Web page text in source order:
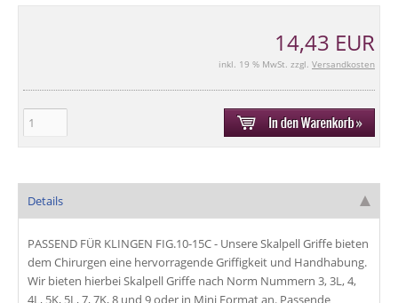
14,43 EUR
inkl. 19 % MwSt. zzgl. Versandkosten
Details
PASSEND FÜR KLINGEN FIG.10-15C - UnsereSkalpell Griffe bieten
dem Chirurgen eine hervorragendeGriffigkeit und Handhabung.
Wir bieten hierbeiSkalpell Griffe nach Norm Nummern 3, 3L, 4,
4L, 5K, 5L, 7, 7K, 8 und 9 oder in Mini Formatan. Passende